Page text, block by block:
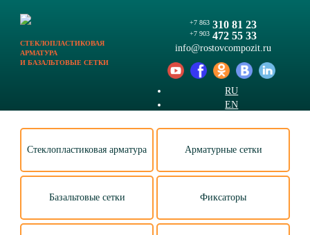
СТЕКЛОПЛАСТИКОВАЯ
АРМАТУРА
И БАЗАЛЬТОВЫЕ СЕТКИ
+7 863310 81 23
+7 903472 55 33
info@rostovcompozit.ru
RU
EN
Стеклопластиковая арматура Арматурные сетки
Базальтовые сетки Фиксаторы